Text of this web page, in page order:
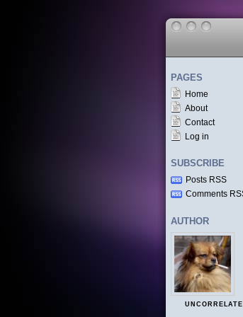
PAGES
Home
About
Contact
Log in
SUBSCRIBE
Posts RSS
Comments
AUTHOR